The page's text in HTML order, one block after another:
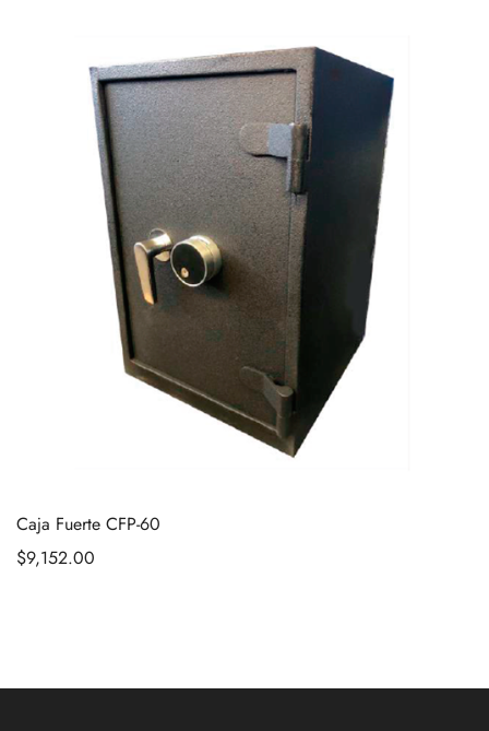
Caja Fuerte CFP-60
$9,152.00